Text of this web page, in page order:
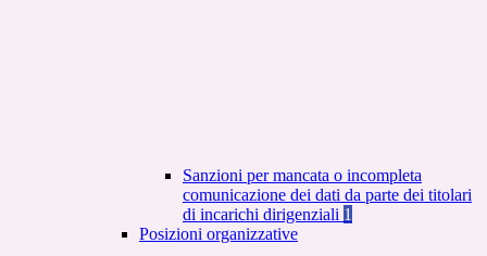
Sanzioni per mancata o incompleta
comunicazione dei dati da parte dei titolari
di incarichi dirigenziali 1
Posizioni organizzative